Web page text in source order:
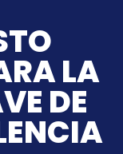
LA
DE